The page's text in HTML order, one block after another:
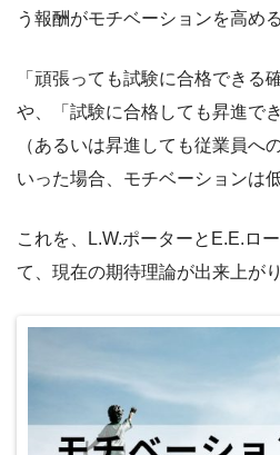
う報酬がモチベーションを高め
「頑張っても試験に合格できる
や、「試験に合格しても昇進で
（あるいは昇進しても従業員へ
いった場合、モチベーションは
これを、L.W.ポーターとE.E.ロ
て、現在の期待理論が出来上が